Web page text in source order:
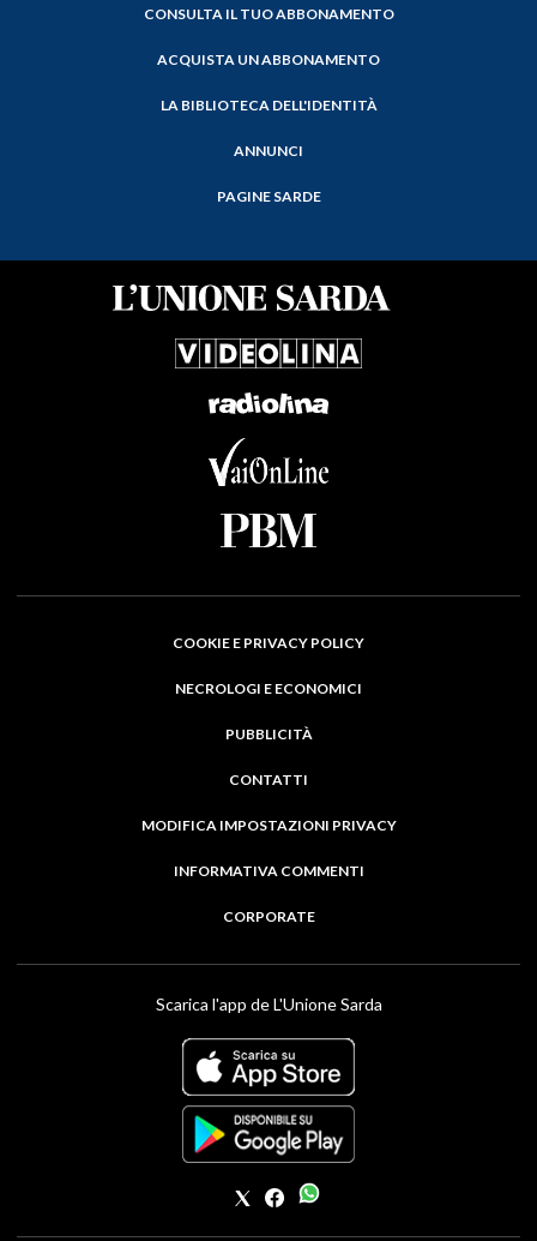
CONSULTA IL TUO ABBONAMENTO
ACQUISTA UN ABBONAMENTO
LA BIBLIOTECA DELL'IDENTITÀ
ANNUNCI
PAGINE SARDE
COOKIE E PRIVACY POLICY
NECROLOGI E ECONOMICI
PUBBLICITÀ
CONTATTI
MODIFICA IMPOSTAZIONI PRIVACY
INFORMATIVA COMMENTI
CORPORATE
Scarica l'app de L'Unione Sarda